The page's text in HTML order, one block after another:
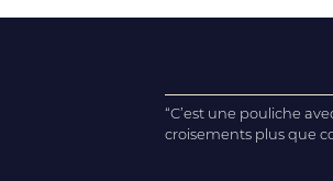
“C’est une pouliche
croisements plus que